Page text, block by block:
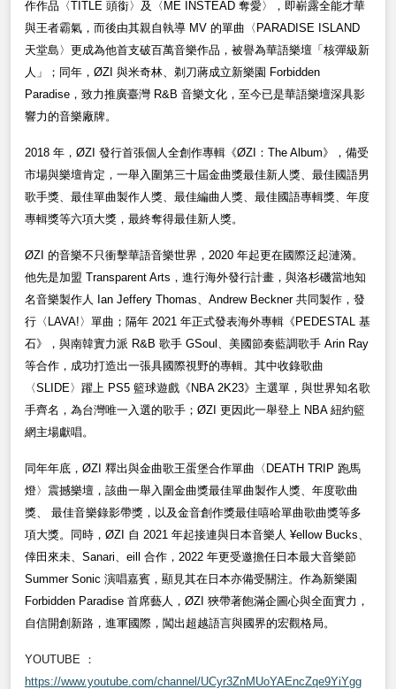
作作品〈TITLE 頭銜〉及〈ME INSTEAD 奪愛〉，即嶄露全能才華
與王者霸氣，而後由其親自執導 MV 的單曲〈PARADISE ISLAND
天堂島〉更成為他首支破百萬音樂作品，被譽為華語樂壇「核彈級新
人」；同年，ØZI 與米奇林、剃刀蔣成立新樂園 Forbidden
Paradise，致力推廣臺灣 R&B 音樂文化，至今已是華語樂壇深具影
響力的音樂廠牌。
2018 年，ØZI 發行首張個人全創作專輯《ØZI：The Album》，備受
市場與樂壇肯定，一舉入圍第三十屆金曲獎最佳新人獎、最佳國語男
歌手獎、最佳單曲製作人獎、最佳編曲人獎、最佳國語專輯獎、年度
專輯獎等六項大獎，最終奪得最佳新人獎。
ØZI 的音樂不只衝擊華語音樂世界，2020 年起更在國際泛起漣漪。
他先是加盟 Transparent Arts，進行海外發行計畫，與洛杉磯當地知
名音樂製作人 Ian Jeffery Thomas、Andrew Beckner 共同製作，發
行〈LAVA!〉單曲；隔年 2021 年正式發表海外專輯《PEDESTAL 基
石》，與南韓實力派 R&B 歌手 GSoul、美國節奏藍調歌手 Arin Ray
等合作，成功打造出一張具國際視野的專輯。其中收錄歌曲
〈SLIDE〉躍上 PS5 籃球遊戲《NBA 2K23》主選單，與世界知名歌
手齊名，為台灣唯一入選的歌手；ØZI 更因此一舉登上 NBA 紐約籃
網主場獻唱。
同年年底，ØZI 釋出與金曲歌王蛋堡合作單曲〈DEATH TRIP 跑馬
燈〉震撼樂壇，該曲一舉入圍金曲獎最佳單曲製作人獎、年度歌曲
獎、 最佳音樂錄影帶獎，以及金音創作獎最佳嘻哈單曲歌曲獎等多
項大獎。同時，ØZI 自 2021 年起接連與日本音樂人 ¥ellow Bucks、
倖田來未、Sanari、eill 合作，2022 年更受邀擔任日本最大音樂節
Summer Sonic 演唱嘉賓，顯見其在日本亦備受關注。作為新樂園
Forbidden Paradise 首席藝人，ØZI 狹帶著飽滿企圖心與全面實力，
自信開創新路，進軍國際，闖出超越語言與國界的宏觀格局。
YOUTUBE ：
https://www.youtube.com/channel/UCyr3ZnMUoYAEncZqe9YiYgg